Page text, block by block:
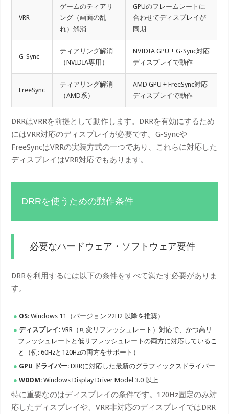
VRR
ゲームのティアリ
ング（画面の乱
れ）解消
GPUのフレームレートに
合わせてディスプレイが
同期
G-Sync
ティアリング解消
（NVIDIA専用）
NVIDIA GPU + G-Sync対応
ディスプレイで動作
FreeSync
ティアリング解消
（AMD系）
AMD GPU + FreeSync対応
ディスプレイで動作
DRRはVRRを前提として動作します。DRRを有効にするため
にはVRR対応のディスプレイが必要です。G-Syncや
FreeSyncはVRRの実装方式の一つであり、これらに対応した
ディスプレイはVRR対応でもあります。
DRRを使うための動作条件
必要なハードウェア・ソフトウェア要件
DRRを利用するには以下の条件をすべて満たす必要がありま
す。
OS: Windows 11（バージョン 22H2 以降を推奨）
ディスプレイ: VRR（可変リフレッシュレート）対応で、かつ高リ
フレッシュレートと低リフレッシュレートの両方に対応しているこ
と（例: 60Hzと120Hzの両方をサポート）
GPU ドライバー: DRRに対応した最新のグラフィックスドライバー
WDDM: Windows Display Driver Model 3.0 以上
特に重要なのはディスプレイの条件です。120Hz固定のみ対
応したディスプレイや、VRR非対応のディスプレイではDRR